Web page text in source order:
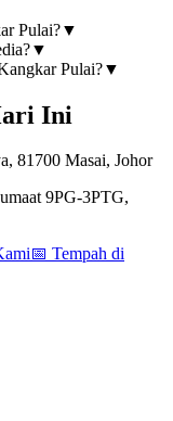
Pulai?▼
▼
Pulai?▼
Ini
81700 Masai, Johor
9PG-3PTG,
📅 Tempah di